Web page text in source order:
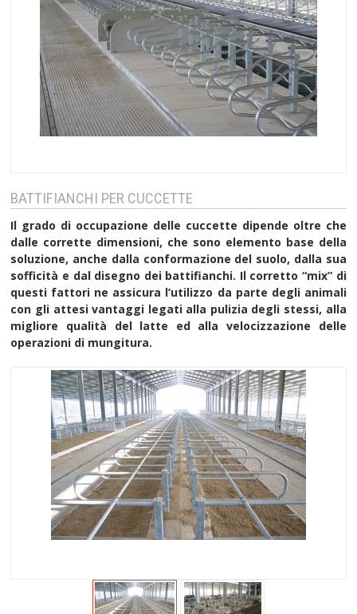
BATTIFIANCHI PER CUCCETTE
Il grado di occupazione delle cuccette dipende oltre che
dalle corrette dimensioni, che sono elemento base della
soluzione, anche dalla conformazione del suolo, dalla sua
sofficità e dal disegno dei battifianchi. Il corretto “mix” di
questi fattori ne assicura l’utilizzo da parte degli animali
con gli attesi vantaggi legati alla pulizia degli stessi, alla
migliore qualità del latte ed alla velocizzazione delle
operazioni di mungitura.